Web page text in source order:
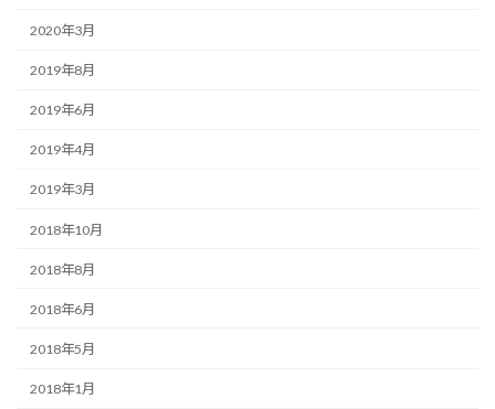
2020年3月
2019年8月
2019年6月
2019年4月
2019年3月
2018年10月
2018年8月
2018年6月
2018年5月
2018年1月